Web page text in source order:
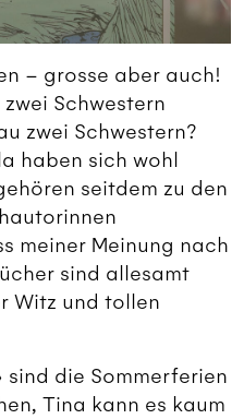
– grosse aber auch!
Schwestern
zwei Schwestern?
haben sich wohl
seitdem zu den
meiner Meinung nach
sind allesamt
Witz und tollen
sind die Sommerferien
Tina kann es kaum